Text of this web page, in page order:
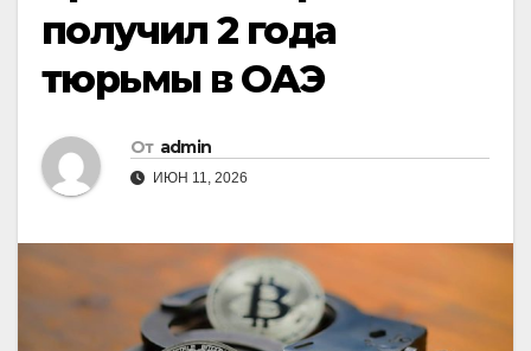
получил 2 года
тюрьмы в ОАЭ
От admin
ИЮН 11, 2026